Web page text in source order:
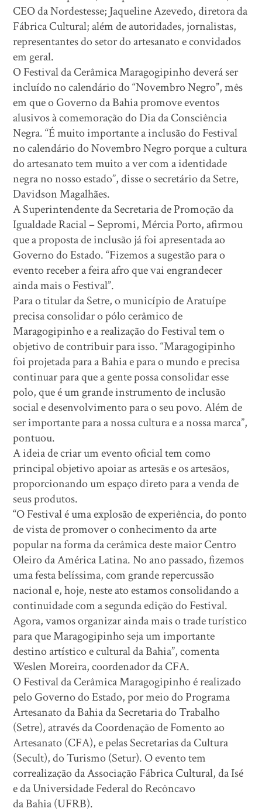
CEO da Nordestesse; Jaqueline Azevedo, diretora da
Fábrica Cultural; além de autoridades, jornalistas,
representantes do setor do artesanato e convidados
em geral.
O Festival da Cerâmica Maragogipinho deverá ser
incluído no calendário do “Novembro Negro”, mês
em que o Governo da Bahia promove eventos
alusivos à comemoração do Dia da Consciência
Negra. “É muito importante a inclusão do Festival
no calendário do Novembro Negro porque a cultura
do artesanato tem muito a ver com a identidade
negra no nosso estado”, disse o secretário da Setre,
Davidson Magalhães.
A Superintendente da Secretaria de Promoção da
Igualdade Racial – Sepromi, Mércia Porto, afirmou
que a proposta de inclusão já foi apresentada ao
Governo do Estado. “Fizemos a sugestão para o
evento receber a feira afro que vai engrandecer
ainda mais o Festival”.
Para o titular da Setre, o município de Aratuípe
precisa consolidar o pólo cerâmico de
Maragogipinho e a realização do Festival tem o
objetivo de contribuir para isso. “Maragogipinho
foi projetada para a Bahia e para o mundo e precisa
continuar para que a gente possa consolidar esse
polo, que é um grande instrumento de inclusão
social e desenvolvimento para o seu povo. Além de
ser importante para a nossa cultura e a nossa marca”,
pontuou.
A ideia de criar um evento oficial tem como
principal objetivo apoiar as artesãs e os artesãos,
proporcionando um espaço direto para a venda de
seus produtos.
“O Festival é uma explosão de experiência, do ponto
de vista de promover o conhecimento da arte
popular na forma da cerâmica deste maior Centro
Oleiro da América Latina. No ano passado, fizemos
uma festa belíssima, com grande repercussão
nacional e, hoje, neste ato estamos consolidando a
continuidade com a segunda edição do Festival.
Agora, vamos organizar ainda mais o trade turístico
para que Maragogipinho seja um importante
destino artístico e cultural da Bahia”, comenta
Weslen Moreira, coordenador da CFA.
O Festival da Cerâmica Maragogipinho é realizado
pelo Governo do Estado, por meio do Programa
Artesanato da Bahia da Secretaria do Trabalho
(Setre), através da Coordenação de Fomento ao
Artesanato (CFA), e pelas Secretarias da Cultura
(Secult), do Turismo (Setur). O evento tem
correalização da Associação Fábrica Cultural, da Isé
e da Universidade Federal do Recôncavo
da Bahia (UFRB).